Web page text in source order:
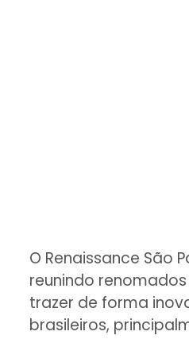
O Renaissance São
reunindo
trazer de forma
brasileiros,